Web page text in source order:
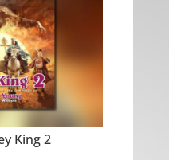
King 2